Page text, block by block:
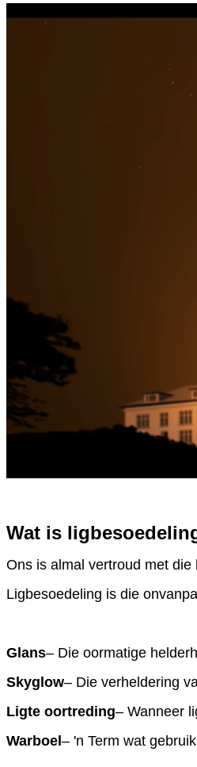
Wat is
Ons is almal vertroud met
Ligbesoedeling is die
Glans– Die oormatige
Skyglow– Die verheldering
Ligte oortreding– Wanneer
Warboel – 'n Term wat